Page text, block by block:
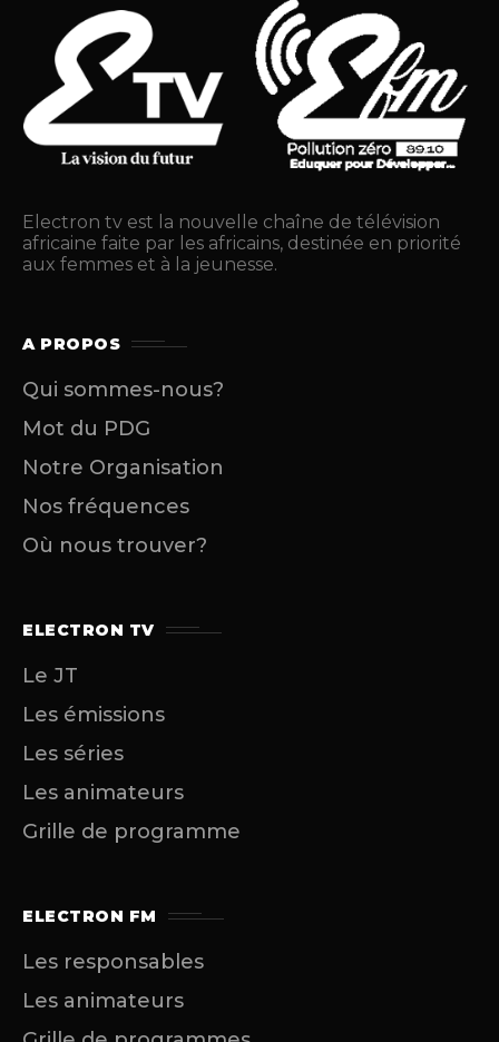
Electron tv est la nouvelle chaîne de télévision
africaine faite par les africains, destinée en priorité
aux femmes et à la jeunesse.
A PROPOS
Qui sommes-nous?
Mot du PDG
Notre Organisation
Nos fréquences
Où nous trouver?
ELECTRON TV
Le JT
Les émissions
Les séries
Les animateurs
Grille de programme
ELECTRON FM
Les responsables
Les animateurs